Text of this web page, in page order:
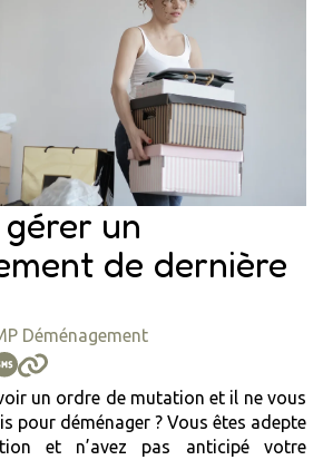
un
de dernière
Déménagement
un ordre de mutation et il ne vous
pour déménager ? Vous êtes adepte
et n’avez pas anticipé votre